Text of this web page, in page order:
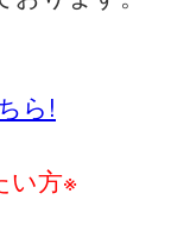
ら!
い方※